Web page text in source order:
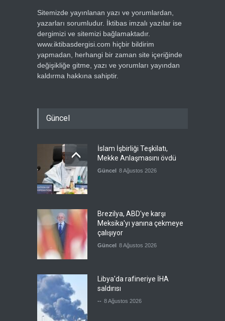
Sitemizde yayınlanan yazı ve yorumlardan,
yazarları sorumludur. İktibas imzalı yazılar ise
dergimizi ve sitemizi bağlamaktadır.
www.iktibasdergisi.com hiçbir bildirim
yapmadan, herhangi bir zaman site içeriğinde
değişikliğe gitme, yazı ve yorumları yayından
kaldırma hakkına sahiptir.
Güncel
İslam İşbirliği Teşkilatı,
Mekke Anlaşmasını övdü
Güncel 8 Ağustos 2026
Brezilya, ABD'ye karşı
Meksika'yı yanına çekmeye
çalışıyor
Güncel 8 Ağustos 2026
Libya'da rafineriye İHA
saldırısı
-- 8 Ağustos 2026